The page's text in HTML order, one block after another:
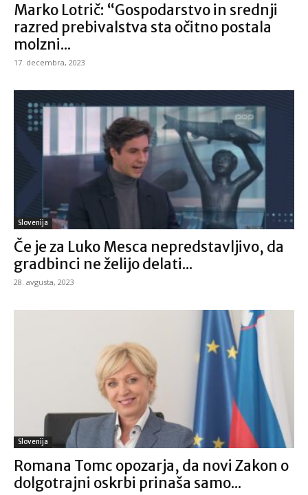
Marko Lotrič: “Gospodarstvo in srednji
razred prebivalstva sta očitno postala
molzni...
17. decembra, 2023
Slovenija
Če je za Luko Mesca nepredstavljivo, da
gradbinci ne želijo delati...
28. avgusta, 2023
Slovenija
Romana Tomc opozarja, da novi Zakon o
dolgotrajni oskrbi prinaša samo...